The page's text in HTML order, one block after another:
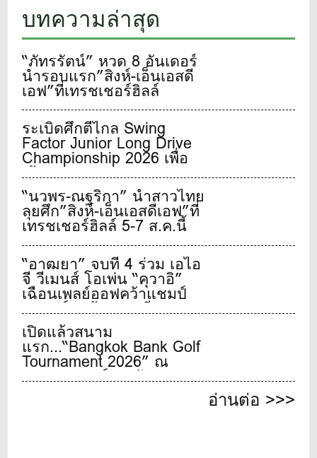
บทความล่าสุด
“ภัทรรัตน์” หวด 8 อันเดอร์
นำรอบแรก”สิงห์-เอ็นเอสดี
เอฟ”ที่เทรชเชอร์ฮิลล์
ระเบิดศึกตีไกล Swing
Factor Junior Long Drive
Championship 2026 เพื่อ
เฟ้นหาสุดยอดเยาวชนจอม
พลังตีไกลชาวไทย
“นวพร-ณฐริกา” นำสาวไทย
ลุยศึก”สิงห์-เอ็นเอสดีเอฟ”ที่
เทรชเชอร์ฮิลล์ 5-7 ส.ค.นี้
“อาฒยา” จบที่ 4 ร่วม เอไอ
จี วีเมนส์ โอเพ่น “คุวาอิ”
เฉือนเพลย์ออฟคว้าแชมป์
เมเจอร์สุดท้ายของปี
เปิดแล้วสนาม
แรก...“Bangkok Bank Golf
Tournament 2026” ณ
บางกอก กอล์ฟ คลับ
อ่านต่อ >>>